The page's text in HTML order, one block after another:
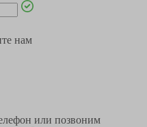
нам
или позвоним